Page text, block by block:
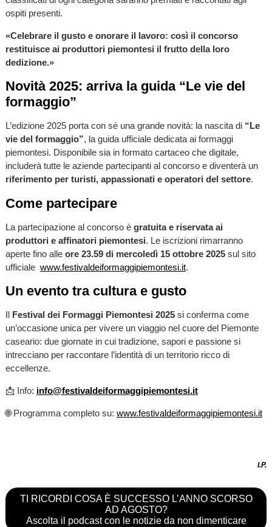
ospiti presenti.
«Celebrare il gusto e onorare il lavoro: così il concorso
restituisce ai produttori piemontesi il frutto della loro
dedizione.»
Novità 2025: arriva la guida “Le vie del
formaggio”
L’edizione 2025 porta con sé una grande novità: la nascita di “Le
vie del formaggio”, la guida ufficiale dedicata ai formaggi
piemontesi. Disponibile sia in formato cartaceo che digitale,
includerà tutte le aziende partecipanti al concorso e diventerà un
riferimento per turisti, appassionati e operatori del settore.
Come partecipare
La partecipazione al concorso è gratuita e riservata ai
produttori e affinatori piemontesi. Le iscrizioni rimarranno
aperte fino alle ore 23.59 di mercoledì 15 ottobre 2025 sul sito
ufficiale www.festivaldeiformaggipiemontesi.it.
Un evento tra cultura e gusto
Il Festival dei Formaggi Piemontesi 2025 si conferma come
un’occasione unica per vivere un viaggio nel cuore del Piemonte
caseario: due giornate in cui tradizione, sapori e passione si
intrecciano per raccontare l’identità di un territorio ricco di
eccellenze.
📩 Info: info@festivaldeiformaggipiemontesi.it
🌐 Programma completo su: www.festivaldeiformaggipiemontesi.it
I.P.
TI RICORDI COSA È SUCCESSO L’ANNO SCORSO
AD AGOSTO?
Ascolta il podcast con le notizie da non dimenticare